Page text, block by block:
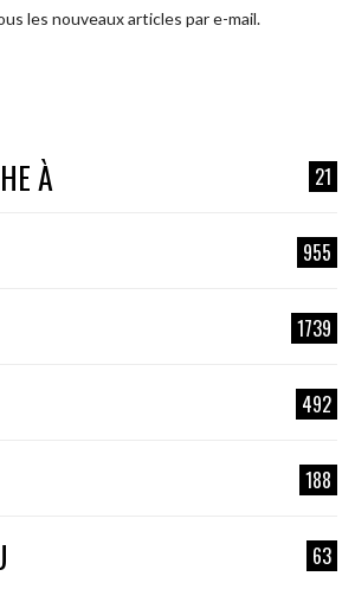
les nouveaux articles par e-mail.
À 21
955
1739
492
188
63